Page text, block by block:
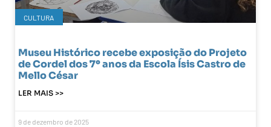
CULTURA
Museu Histórico recebe exposição do Projeto
de Cordel dos 7º anos da Escola Ísis Castro de
Mello César
LER MAIS >>
9 de dezembro de 2025